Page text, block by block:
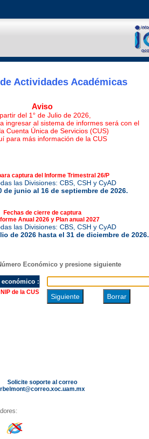
Actividades Académicas
Aviso
del 1° de Julio de 2026,
ingresar al sistema de informes será con el
Cuenta Única de Servicios (CUS)
para más información de la CUS
captura del Informe Trimestral 26/P
las Divisiones: CBS, CSH y CyAD
de junio al 16 de septiembre de 2026.
Fechas de cierre de captura
Anual 2026 y Plan anual 2027
las Divisiones: CBS, CSH y CyAD
de 2026 hasta el 31 de diciembre de 2026.
Económico y presione siguiente
económico :
de la CUS
Solicite soporte al correo
rbelmont@correo.xoc.uam.mx